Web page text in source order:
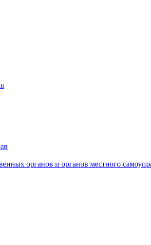
органов и органов местного